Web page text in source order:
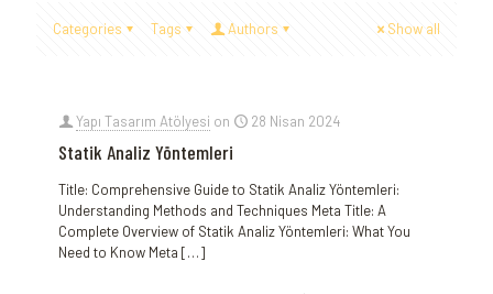
Categories Tags Authors Show all
Yapı Tasarım Atölyesi on 28 Nisan 2024
Statik Analiz Yöntemleri
Title: Comprehensive Guide to Statik Analiz Yöntemleri:
Understanding Methods and Techniques Meta Title: A
Complete Overview of Statik Analiz Yöntemleri: What You
Need to Know Meta […]